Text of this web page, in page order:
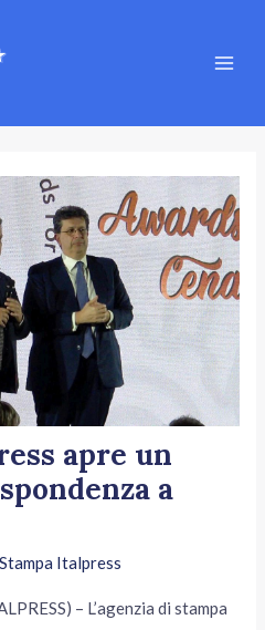
apre un
a
Italpress
– L’agenzia di stampa